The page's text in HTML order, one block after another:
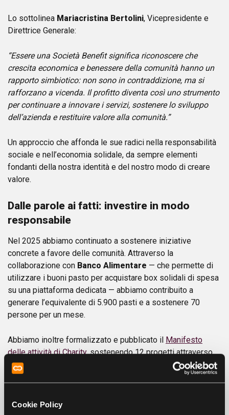
Cookie Policy
Lo sottolinea Mariacristina Bertolini, Vicepresidente e
Direttrice Generale:
“Essere una Società Benefit significa riconoscere che
crescita economica e benessere della comunità hanno un
rapporto simbiotico: non sono in contraddizione, ma si
rafforzano a vicenda. Il profitto diventa così uno strumento
per continuare a innovare i servizi, sostenere lo sviluppo
dell’azienda e restituire valore alla comunità.”
Un approccio che affonda le sue radici nella responsabilità
sociale e nell’economia solidale, da sempre elementi
fondanti della nostra identità e del nostro modo di creare
valore.
Dalle parole ai fatti: investire in modo
responsabile
Nel 2025 abbiamo continuato a sostenere iniziative
concrete a favore delle comunità. Attraverso la
collaborazione con Banco Alimentare — che permette di
utilizzare i buoni pasto per acquistare box solidali di spesa
su una piattaforma dedicata — abbiamo contribuito a
generare l’equivalente di 5.900 pasti e a sostenere 70
persone per un mese.
Abbiamo inoltre formalizzato e pubblicato il Manifesto
delle attività di Charity, sostenendo 12 progetti attraverso
donazioni per un totale di 56.067 euro. A questo si affianca
Zerovirgola
, il progetto che, anno dopo anno, permette alle
proprio stipendio, oppure una somma libera, a iniziative